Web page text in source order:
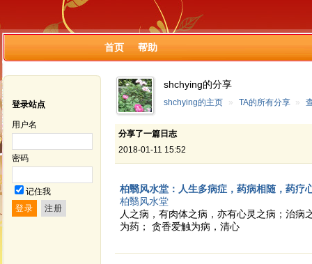
首页 帮助
登录站点
用户名
密码
记住我
shchying的分享
shchying的主页 » TA的所有分享 »
分享了一篇日志
2018-01-11 15:52
柏翳风水堂：人生多病症，药病相随，药疗
柏翳风水堂
人之病，有肉体之病，亦有心灵之病；治
为药； 贪香爱触为病，清心